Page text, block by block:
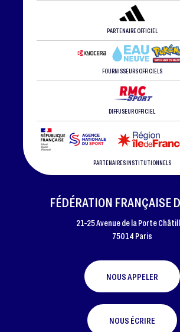
PARTENAIRE OFFICIEL
FOURNISSEURS OFFICIELS
DIFFUSEUR OFFICIEL
PARTENAIRES INSTITUTIONNELS
FÉDÉRATION FRANÇAISE
21-25 Avenue de la Porte
75014 Paris
NOUS APPELER
NOUS ÉCRIRE